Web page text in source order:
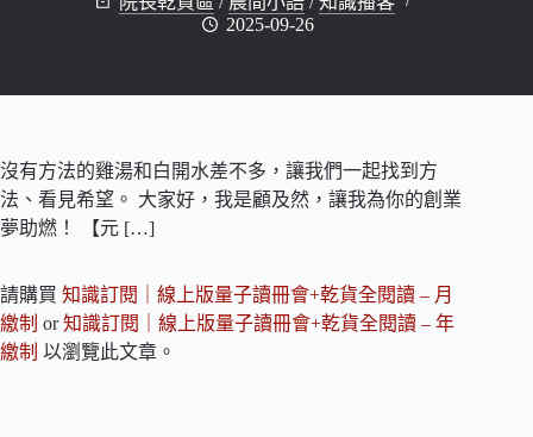
2025-09-26
沒有方法的雞湯和白開水差不多，讓我們一起找到方
法、看見希望。 大家好，我是顧及然，讓我為你的創業
夢助燃！ 【元 […]
請購買 知識訂閱｜線上版量子讀冊會+乾貨全閱讀 – 月
繳制 or知識訂閱｜線上版量子讀冊會+乾貨全閱讀 – 年
繳制 以瀏覽此文章。